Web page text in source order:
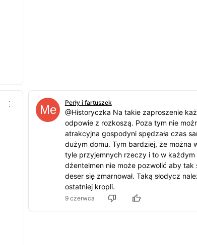
Perły i fartuszek
@Historyczka Na takie zaproszenie
odpowie z rozkoszą. Poza tym nie
atrakcyjna gospodyni spędzała czas
dużym domu. Tym bardziej, że można
tyle przyjemnych rzeczy i to w każdym
dżentelmen nie może pozwolić aby
deser się zmarnował. Taką słodycz
ostatniej kropli.
9 czerwca